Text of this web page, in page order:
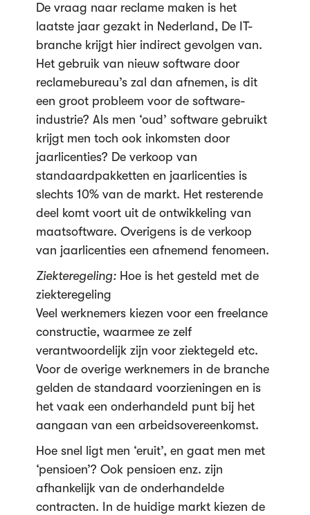
De vraag naar reclame maken is het
laatste jaar gezakt in Nederland, De IT-
branche krijgt hier indirect gevolgen van.
Het gebruik van nieuw software door
reclamebureau’s zal dan afnemen, is dit
een groot probleem voor de software-
industrie? Als men ‘oud’ software gebruikt
krijgt men toch ook inkomsten door
jaarlicenties? De verkoop van
standaardpakketten en jaarlicenties is
slechts 10% van de markt. Het resterende
deel komt voort uit de ontwikkeling van
maatsoftware. Overigens is de verkoop
van jaarlicenties een afnemend fenomeen.
Ziekteregeling:Hoe is het gesteld met de
ziekteregeling
Veel werknemers kiezen voor een freelance
constructie, waarmee ze zelf
verantwoordelijk zijn voor ziektegeld etc.
Voor de overige werknemers in de branche
gelden de standaard voorzieningen en is
het vaak een onderhandeld punt bij het
aangaan van een arbeidsovereenkomst.
Hoe snel ligt men ‘eruit’, en gaat men met
‘pensioen’? Ook pensioen enz. zijn
afhankelijk van de onderhandelde
contracten. In de huidige markt kiezen de